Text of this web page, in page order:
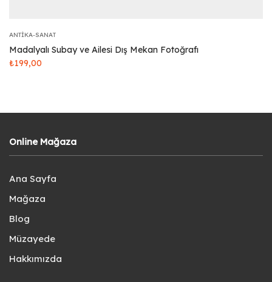
ANTIKA-SANAT
Madalyalı Subay ve Ailesi Dış Mekan Fotoğrafı
₺199,00
Online Mağaza
Ana Sayfa
Mağaza
Blog
Müzayede
Hakkımızda